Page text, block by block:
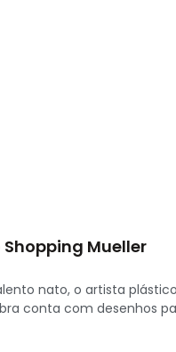
Mueller
nato, o artista
conta com desenhos